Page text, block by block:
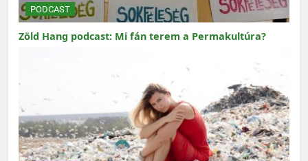
PODCAST
Zöld Hang podcast: Mi fán terem a Permakultúra?